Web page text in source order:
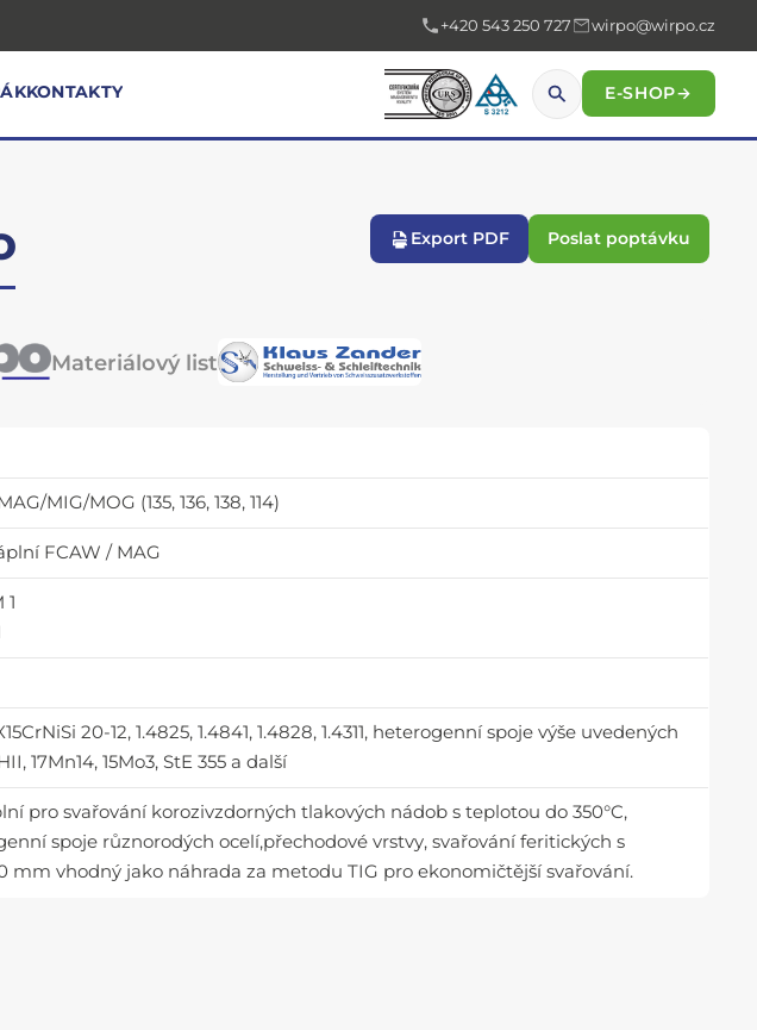
+420 543 250 727 wirpo@wirpo.cz
KONTAKTY E-SHOP→
Export PDF Poslat poptávku
Materiálový list
MIG/MOG (135, 136, 138, 114)
FCAW / MAG
1
20-12, 1.4825, 1.4841, 1.4828, 1.4311, heterogenní spoje výše uvedených
17Mn14, 15Mo3, StE 355 a další
pro svařování korozivzdorných tlakových nádob s teplotou do 350°C,
spoje různorodých ocelí,přechodové vrstvy, svařování feritických s
mm vhodný jako náhrada za metodu TIG pro ekonomičtější svařování.